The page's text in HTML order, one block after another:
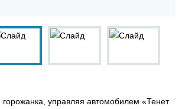
управляя автомобилем «Тенет